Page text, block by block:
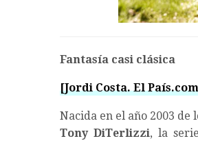
Fantasía casi clásica
[Jordi Costa. El
Nacida en el año 2003 de
Tony DiTerlizzi, la